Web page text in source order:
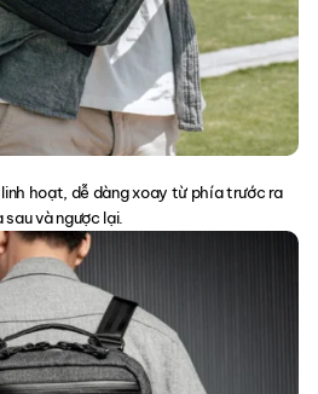
hoạt, dễ dàng xoay từ phía trước ra
sau và ngược lại.